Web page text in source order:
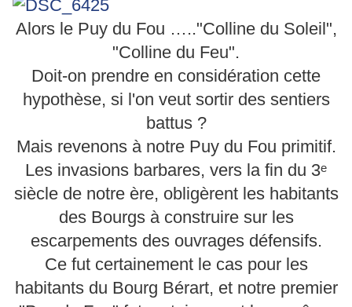
Alors le Puy du Fou ….."Colline du Soleil",
"Colline du Feu".
Doit-on prendre en considération cette
hypothèse, si l'on veut sortir des sentiers
battus ?
Mais revenons à notre Puy du Fou primitif.
Les invasions barbares, vers la fin du 3ᵉ
siècle de notre ère, obligèrent les habitants
des Bourgs à construire sur les
escarpements des ouvrages défensifs.
Ce fut certainement le cas pour les
habitants du Bourg Bérart, et notre premier